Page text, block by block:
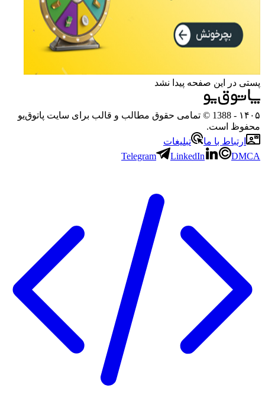
پستی در این صفحه پیدا نشد
۱۴۰۵
- 1388 © تمامی حقوق مطالب و قالب برای سایت پاتوق‌یو
محفوظ است.
ارتباط با ما
تبلیغات
Telegram
LinkedIn DMCA